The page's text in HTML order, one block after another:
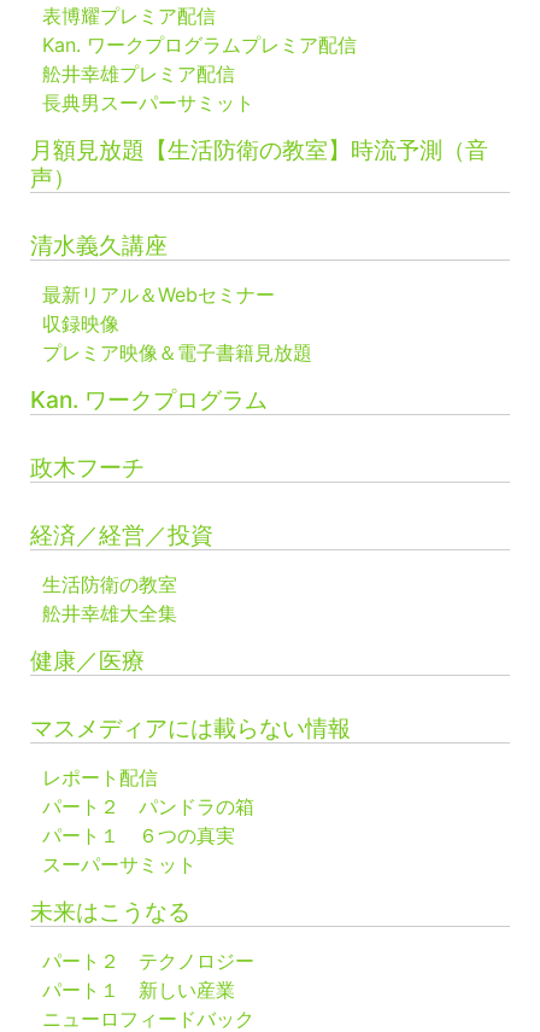
表博耀プレミア配信
Kan. ワークプログラムプレミア配信
舩井幸雄プレミア配信
長典男スーパーサミット
月額見放題【生活防衛の教室】時流予測（音
声）
清水義久講座
最新リアル＆Webセミナー
収録映像
プレミア映像＆電子書籍見放題
Kan. ワークプログラム
政木フーチ
経済／経営／投資
生活防衛の教室
舩井幸雄大全集
健康／医療
マスメディアには載らない情報
レポート配信
パート２ パンドラの箱
パート１ ６つの真実
スーパーサミット
未来はこうなる
パート２ テクノロジー
パート１ 新しい産業
ニューロフィードバック